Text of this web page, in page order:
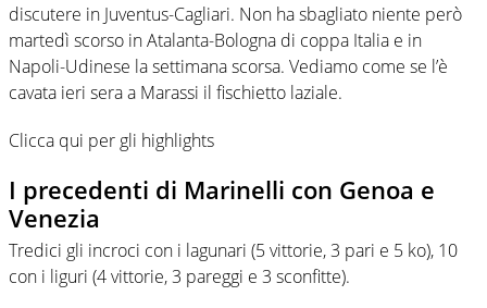
discutere in Juventus-Cagliari. Non ha sbagliato niente però
martedì scorso in Atalanta-Bologna di coppa Italia e in
Napoli-Udinese la settimana scorsa. Vediamo come se l’è
cavata ieri sera a Marassi il fischietto laziale.
Clicca qui per gli highlights
I precedenti di Marinelli con Genoa e
Venezia
Tredici gli incroci con i lagunari (5 vittorie, 3 pari e 5 ko), 10
con i liguri (4 vittorie, 3 pareggi e 3 sconfitte).